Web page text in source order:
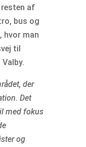
af
bus og
hvor man
til
der
Det
med fokus
og